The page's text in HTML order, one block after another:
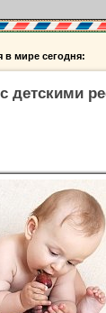
мире сегодня:
детскими